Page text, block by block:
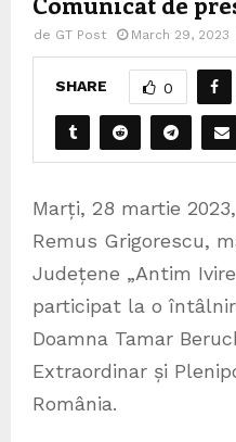
de GT Post March 29, 2023
SHARE 0
Marți, 28 martie
Remus Grigorescu,
Județene „Antim
participat la o
Doamna Tamar
Extraordinar și
România.